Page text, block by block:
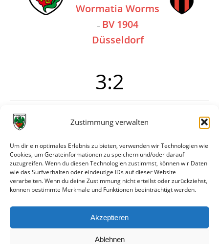
Zustimmung verwalten
Um dir ein optimales Erlebnis zu bieten, verwenden wir Technologien wie
Cookies, um Geräteinformationen zu speichern und/oder darauf
zuzugreifen. Wenn du diesen Technologien zustimmst, können wir Daten
wie das Surfverhalten oder eindeutige IDs auf dieser Website
verarbeiten. Wenn du deine Zustimmung nicht erteilst oder zurückziehst,
können bestimmte Merkmale und Funktionen beeinträchtigt werden.
Akzeptieren
Ablehnen
Wormatia Worms
– BV 1904
Düsseldorf
3:2
0:1 Halblinker
2:2 Mittelstürmer
—
3:2 W. Winkler
Alle bisherigen Partien der beiden Mannschaften
anzeigen